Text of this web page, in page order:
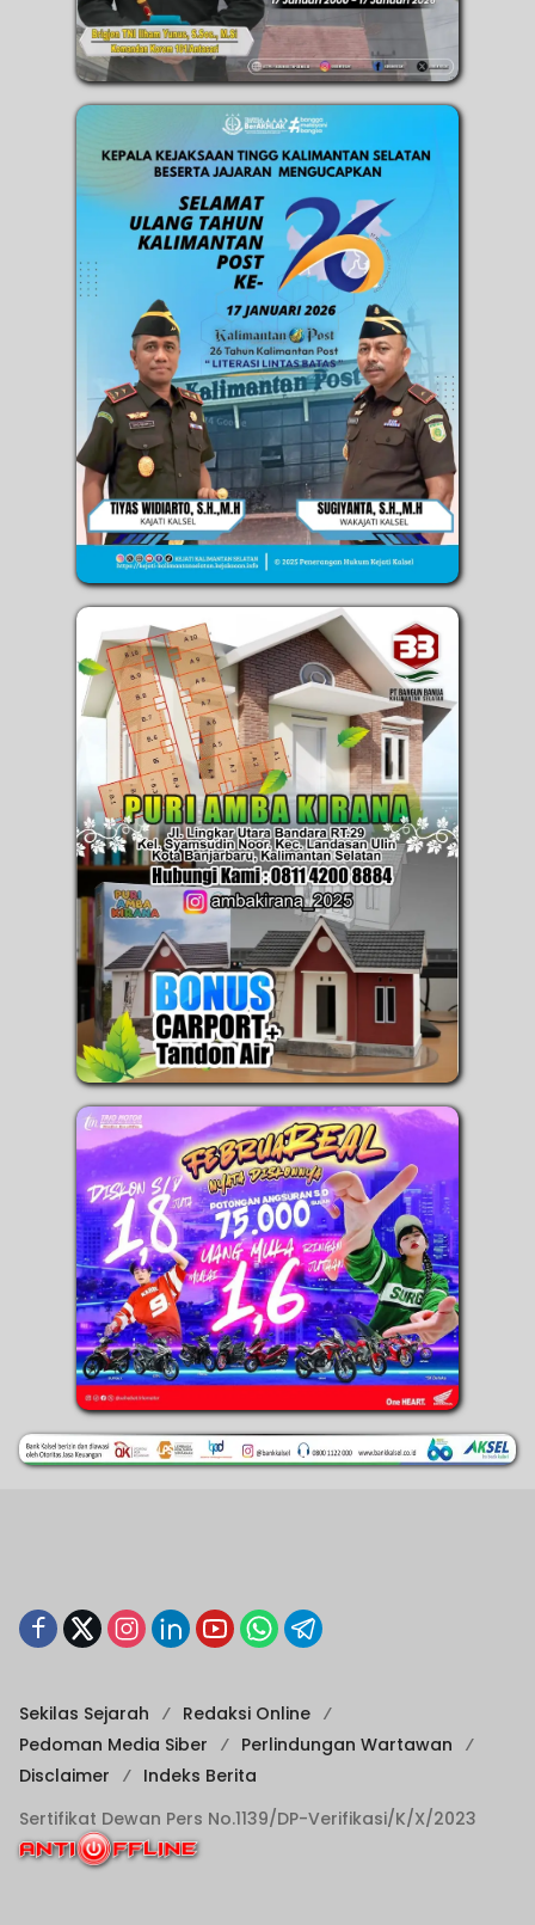
Sekilas Sejarah
Redaksi Online
Pedoman Media Siber
Perlindungan Wartawan
Disclaimer
Indeks Berita
Sertifikat Dewan Pers No.1139/DP-Verifikasi/K/X/2023